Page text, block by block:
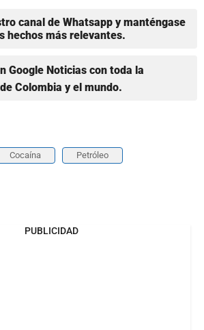
canal de Whatsapp y manténgase
hechos más relevantes.
Google Noticias con toda la
Colombia y el mundo.
Cocaína Petróleo
PUBLICIDAD